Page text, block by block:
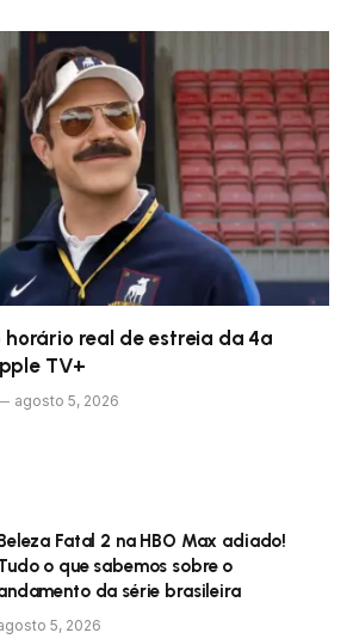
horário real de estreia da 4ª
TV+
agosto 5, 2026
Fatal 2 na HBO Max adiado!
o que sabemos sobre o
da série brasileira
5, 2026